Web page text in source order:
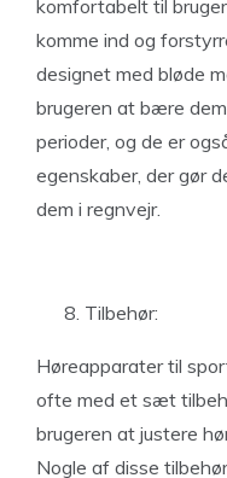
komfortabelt til
komme ind og
designet med bløde
brugeren at bære
perioder, og de er
egenskaber, der gør
dem i regnvejr.
Tilbehør:
Høreapparater til
ofte med et sæt
brugeren at justere
Nogle af disse